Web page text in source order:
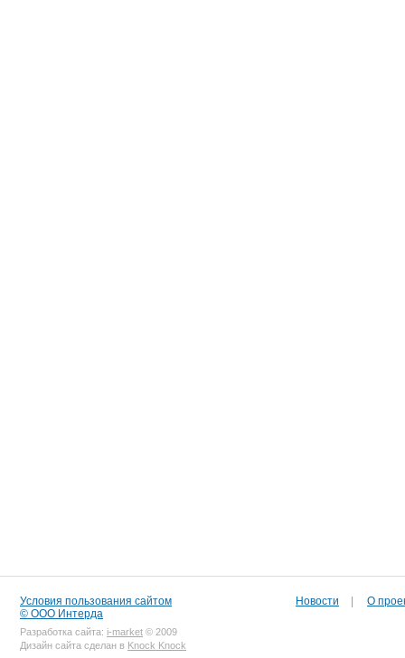
Условия пользования сайтом
© ООО Интерда
Разработка сайта: i-market © 2009
Дизайн сайта сделан в Knock Knock
Новости О